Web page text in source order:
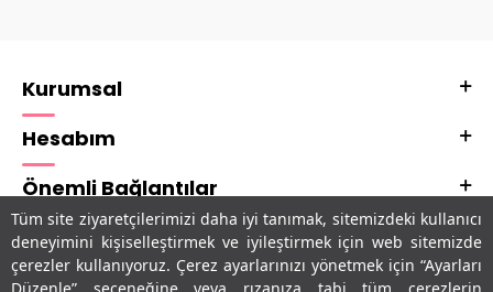
Tüm site ziyaretçilerimizi daha iyi tanımak, sitemizdeki kullanıcı
deneyimini kişiselleştirmek ve iyileştirmek için web sitemizde
çerezler kullanıyoruz. Çerez ayarlarınızı yönetmek için “Ayarları
Kurumsal
Hesabım
Önemli Bağlantılar
Adres & İletişim